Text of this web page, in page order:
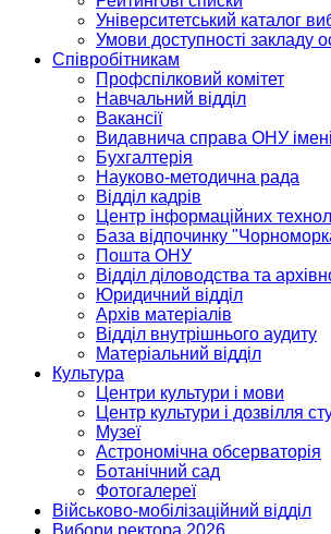
Університетський каталог
Умови доступності закладу
Співробітникам
Профспілковий комітет
Навчальний відділ
Вакансії
Видавнича справа ОНУ
Бухгалтерія
Науково-методична рада
Відділ кадрів
Центр інформаційних
База відпочинку
Пошта ОНУ
Відділ діловодства та
Юридичний відділ
Архів матеріалів
Відділ внутрішнього аудиту
Матеріальний відділ
Культура
Центри культури і мови
Центр культури і дозвілля
Музеї
Астрономічна обсерваторія
Ботанічний сад
Фотогалереї
Військово-мобілізаційний відділ
Вибори ректора 2026